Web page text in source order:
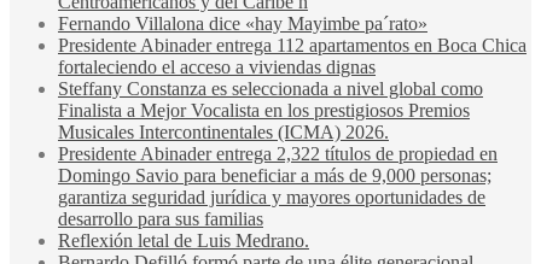
Fernando Villalona dice «hay Mayimbe pa´rato»
Presidente Abinader entrega 112 apartamentos en Boca Chica
fortaleciendo el acceso a viviendas dignas
Steffany Constanza es seleccionada a nivel global como
Finalista a Mejor Vocalista en los prestigiosos Premios
Musicales Intercontinentales (ICMA) 2026.
Presidente Abinader entrega 2,322 títulos de propiedad en
Domingo Savio para beneficiar a más de 9,000 personas;
garantiza seguridad jurídica y mayores oportunidades de
desarrollo para sus familias
Reflexión letal de Luis Medrano.